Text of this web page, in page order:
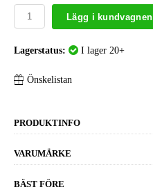
Lägg i kundvagnen
Lagerstatus: I lager 20+
Önskelistan
PRODUKTINFO
VARUMÄRKE
BÄST FÖRE